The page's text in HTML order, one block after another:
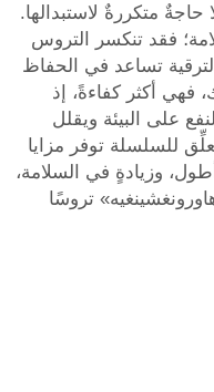
متكررةٌ لاستبدالها.
فقد تنكسر التروس
تساعد في الحفاظ
فهي أكثر كفاءةً، إذ
على البيئة ويقلل
للسلسلة توفر مزايا
وزيادةٍ في السلامة،
تروسًا